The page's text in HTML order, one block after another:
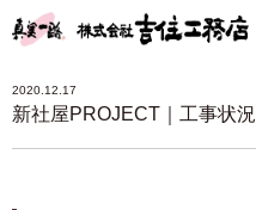
2020.12.17
新社屋PROJECT｜工事状況